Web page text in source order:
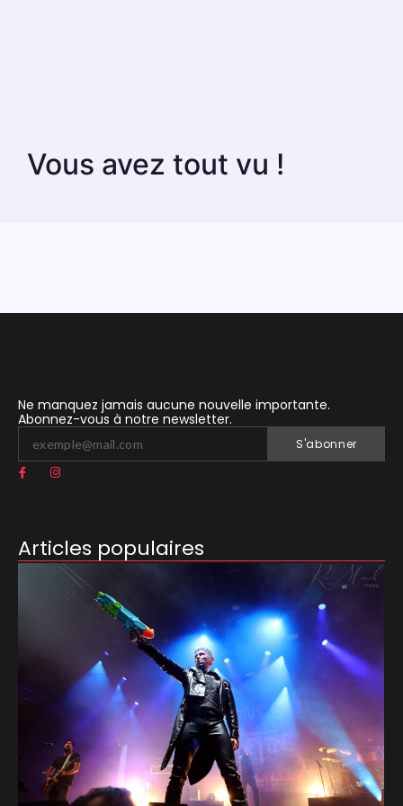
Vous avez tout vu !
Ne manquez jamais aucune nouvelle importante.
Abonnez-vous à notre newsletter.
S'abonner
Articles populaires